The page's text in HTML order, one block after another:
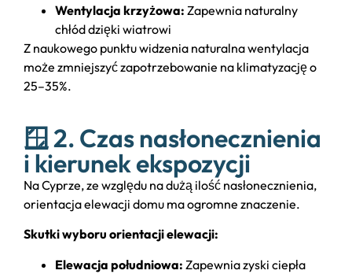
Wentylacja krzyżowa: Zapewnia naturalny
chłód dzięki wiatrowi
Z naukowego punktu widzenia naturalna wentylacja
może zmniejszyć zapotrzebowanie na klimatyzację o
25–35%.
🪟 2. Czas nasłonecznienia
i kierunek ekspozycji
Na Cyprze, ze względu na dużą ilość nasłonecznienia,
orientacja elewacji domu ma ogromne znaczenie.
Skutki wyboru orientacji elewacji:
Elewacja południowa: Zapewnia zyski ciepła